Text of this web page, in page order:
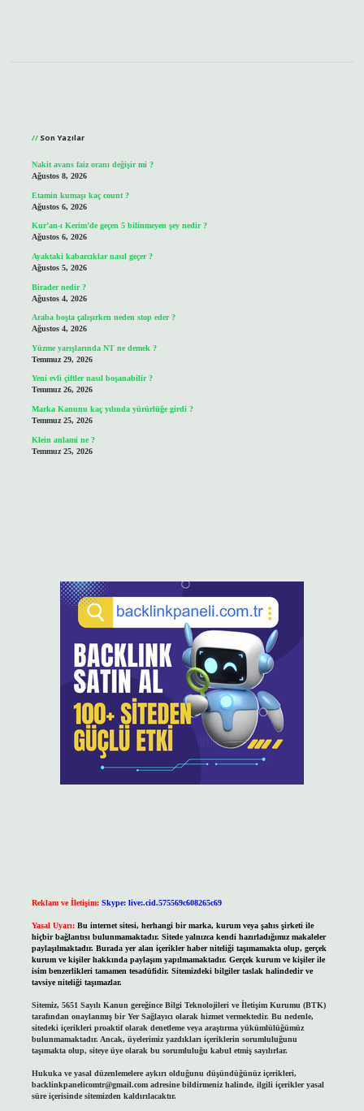
Son Yazılar
Nakit avans faiz oranı değişir mi ?
Ağustos 8, 2026
Etamin kumaşı kaç count ?
Ağustos 6, 2026
Kur’an-ı Kerim’de geçen 5 bilinmeyen şey nedir ?
Ağustos 6, 2026
Ayaktaki kabarcıklar nasıl geçer ?
Ağustos 5, 2026
Birader nedir ?
Ağustos 4, 2026
Araba boşta çalışırken neden stop eder ?
Ağustos 4, 2026
Yüzme yarışlarında NT ne demek ?
Temmuz 29, 2026
Yeni evli çiftler nasıl boşanabilir ?
Temmuz 26, 2026
Marka Kanunu kaç yılında yürürlüğe girdi ?
Temmuz 25, 2026
Klein anlami ne ?
Temmuz 25, 2026
Reklam ve İletişim: Skype: live:.cid.575569c608265c69
Yasal Uyarı: Bu internet sitesi, herhangi bir marka, kurum veya şahıs şirketi ile
hiçbir bağlantısı bulunmamaktadır. Sitede yalnızca kendi hazırladığımız makaleler
paylaşılmaktadır. Burada yer alan içerikler haber niteliği taşımamakta olup, gerçek
kurum ve kişiler hakkında paylaşım yapılmamaktadır. Gerçek kurum ve kişiler ile
isim benzerlikleri tamamen tesadüfidir. Sitemizdeki bilgiler taslak halindedir ve
tavsiye niteliği taşımazlar.
Sitemiz, 5651 Sayılı Kanun gereğince Bilgi Teknolojileri ve İletişim Kurumu (BTK)
tarafından onaylanmış bir Yer Sağlayıcı olarak hizmet vermektedir. Bu nedenle,
sitedeki içerikleri proaktif olarak denetleme veya araştırma yükümlülüğümüz
bulunmamaktadır. Ancak, üyelerimiz yazdıkları içeriklerin sorumluluğunu
taşımakta olup, siteye üye olarak bu sorumluluğu kabul etmiş sayılırlar.
Hukuka ve yasal düzenlemelere aykırı olduğunu düşündüğünüz içerikleri,
backlinkpanelicomtr@gmail.comadresine bildirmeniz halinde, ilgili içerikler yasal
süre içerisinde sitemizden kaldırılacaktır.